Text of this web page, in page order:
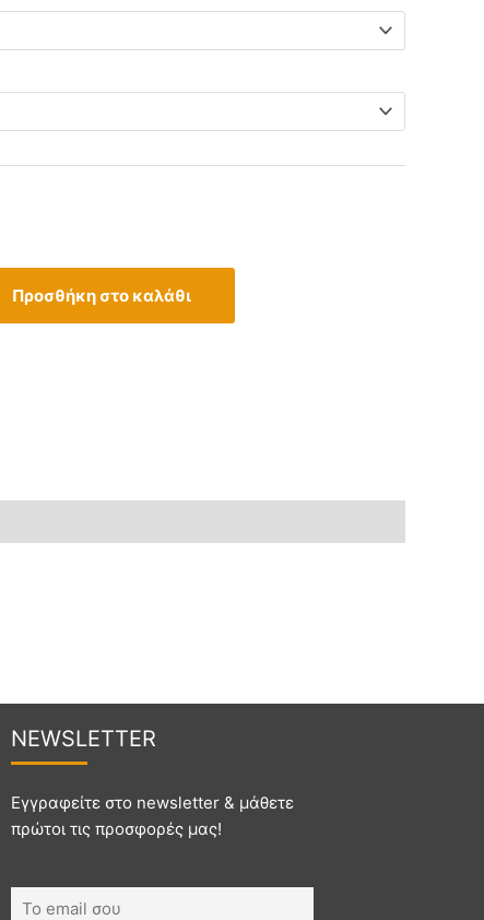
Προσθήκη στο καλάθι
NEWSLETTER
Εγγραφείτε στο newsletter & μάθετε
πρώτοι τις προσφορές μας!